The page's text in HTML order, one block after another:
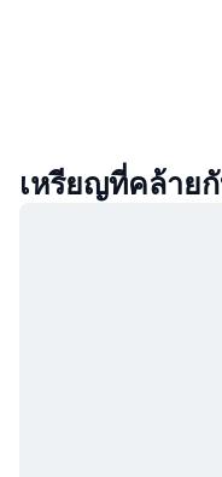
เหรียญที่คล้าย